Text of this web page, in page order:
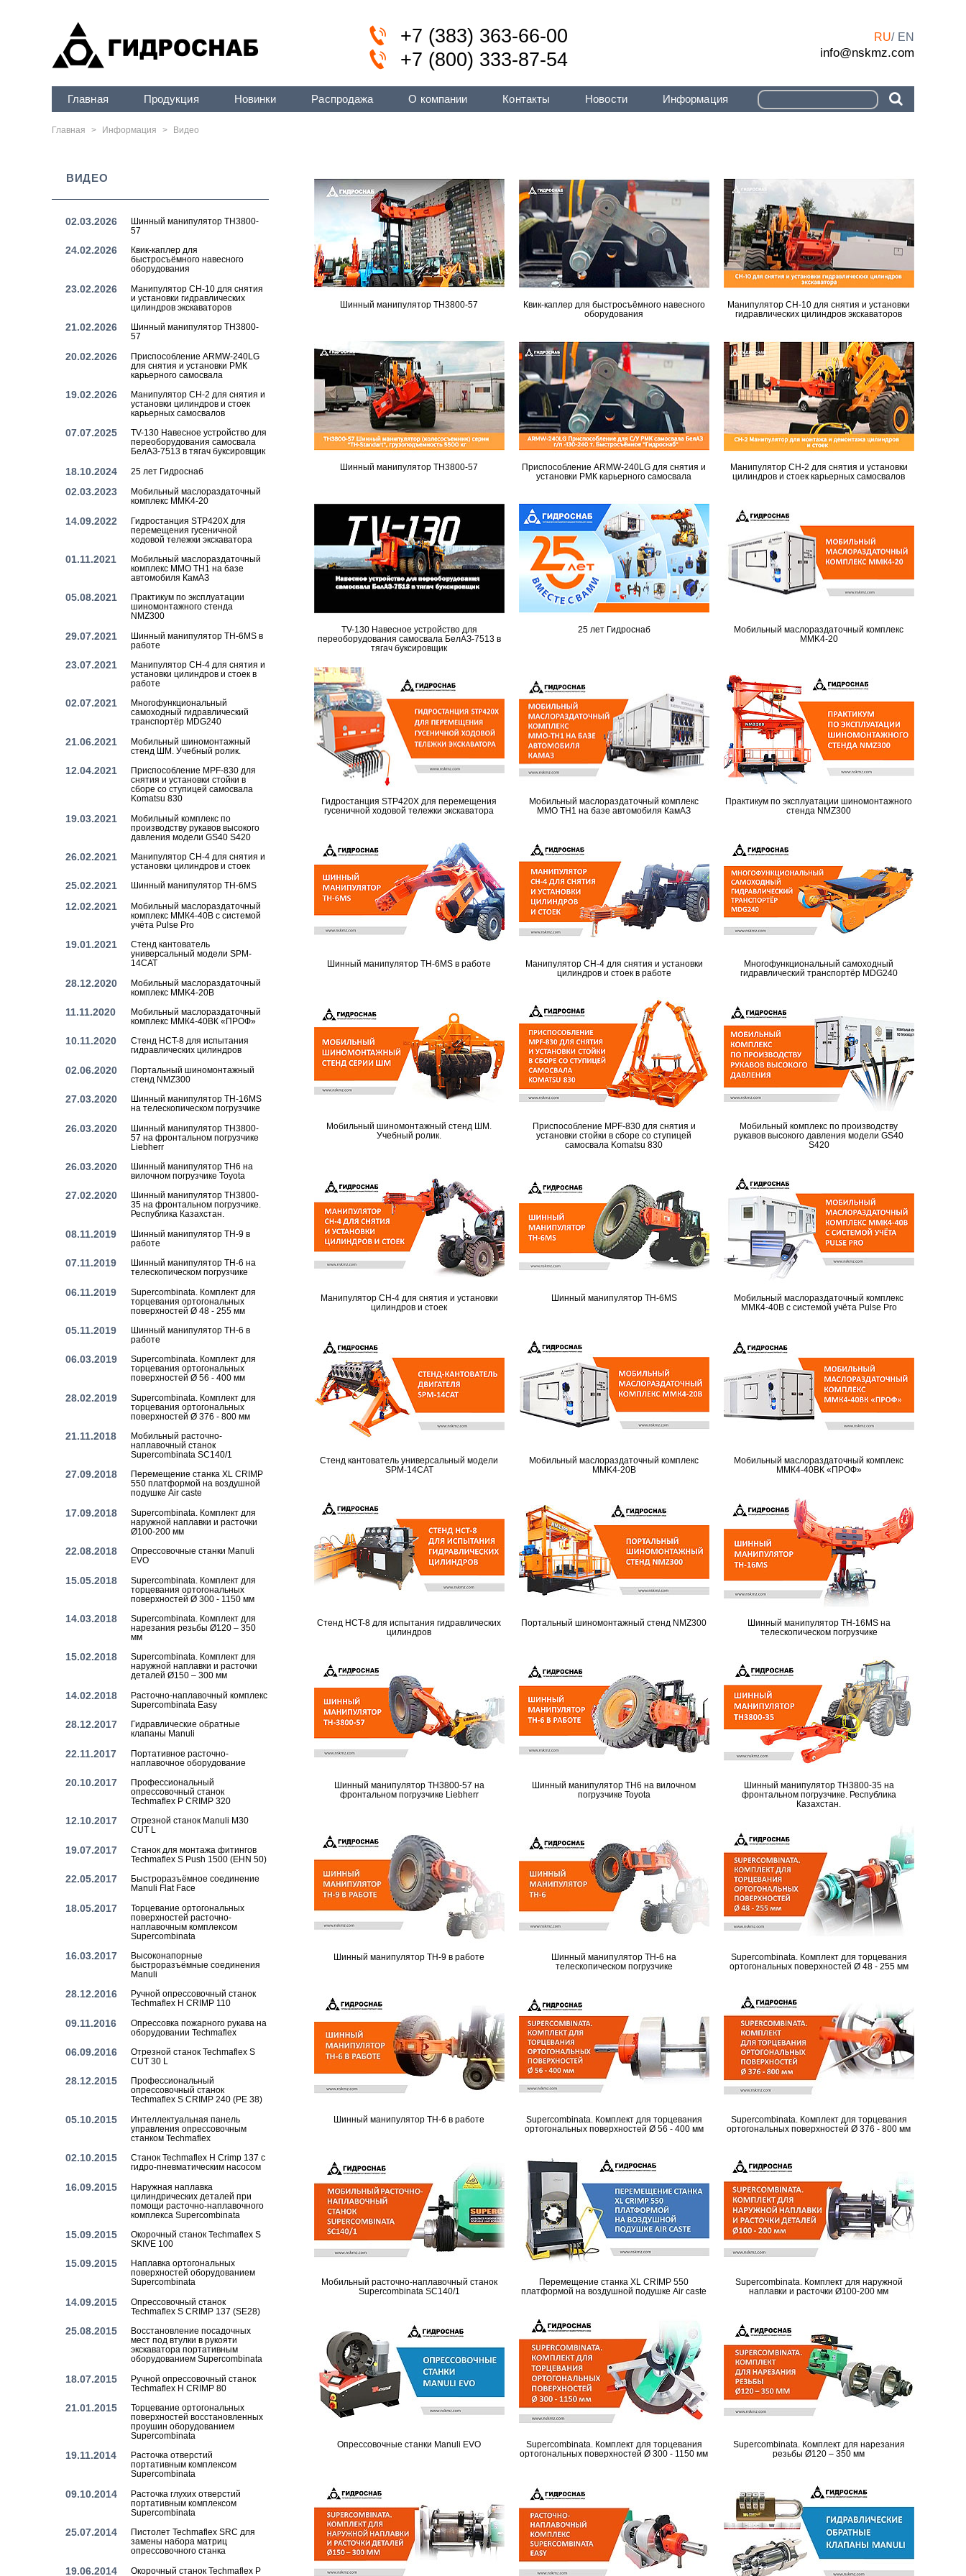
+7 (383) 363-66-00
+7 (800) 333-87-54
RU EN
info@nskmz.com
Главная Продукция Новинки Распродажа О компании Контакты Новости Информация
Главная > Информация > Видео
ВИДЕО
02.03.2026
Шинный манипулятор TH3800-
57
24.02.2026
Квик-каплер для
быстросъёмного навесного
оборудования
23.02.2026
Манипулятор СН-10 для снятия
и установки гидравлических
цилиндров экскаваторов
21.02.2026
Шинный манипулятор TH3800-
57
20.02.2026
Приспособление ARMW-240LG
для снятия и установки РМК
карьерного самосвала
19.02.2026
Манипулятор CH-2 для снятия и
установки цилиндров и стоек
карьерных самосвалов
07.07.2025
TV-130 Навесное устройство для
переоборудования самосвала
БелАЗ-7513 в тягач буксировщик
18.10.2024 25 лет Гидроснаб
02.03.2023
Мобильный маслораздаточный
комплекс MMK4-20
14.09.2022
Гидростанция STP420X для
перемещения гусеничной
ходовой тележки экскаватора
01.11.2021
Мобильный маслораздаточный
комплекс MMO TH1 на базе
автомобиля КамАЗ
05.08.2021
Практикум по эксплуатации
шиномонтажного стенда
NMZ300
29.07.2021
Шинный манипулятор TH-6MS в
работе
23.07.2021
Манипулятор CH-4 для снятия и
установки цилиндров и стоек в
работе
02.07.2021
Многофункциональный
самоходный гидравлический
транспортёр MDG240
21.06.2021
Мобильный шиномонтажный
стенд ШМ. Учебный ролик.
12.04.2021
Приспособление MPF-830 для
снятия и установки стойки в
сборе со ступицей самосвала
Komatsu 830
19.03.2021
Мобильный комплекс по
производству рукавов высокого
давления модели GS40 S420
26.02.2021
Манипулятор CH-4 для снятия и
установки цилиндров и стоек
25.02.2021 Шинный манипулятор TH-6MS
12.02.2021
Мобильный маслораздаточный
комплекс ММК4-40В с системой
учёта Pulse Pro
19.01.2021
Стенд кантователь
универсальный модели SPM-
14CAT
28.12.2020
Мобильный маслораздаточный
комплекс MMK4-20B
11.11.2020
Мобильный маслораздаточный
комплекс ММК4-40ВК «ПРОФ»
10.11.2020
Стенд HCT-8 для испытания
гидравлических цилиндров
02.06.2020
Портальный шиномонтажный
стенд NMZ300
27.03.2020
Шинный манипулятор TH-16MS
на телескопическом погрузчике
26.03.2020
Шинный манипулятор TH3800-
57 на фронтальном погрузчике
Liebherr
26.03.2020
Шинный манипулятор TH6 на
вилочном погрузчике Toyota
27.02.2020
Шинный манипулятор TH3800-
35 на фронтальном погрузчике.
Республика Казахстан.
08.11.2019
Шинный манипулятор TH-9 в
работе
07.11.2019
Шинный манипулятор TH-6 на
телескопическом погрузчике
06.11.2019
Supercombinata. Комплект для
торцевания ортогональных
поверхностей Ø 48 - 255 мм
05.11.2019
Шинный манипулятор TH-6 в
работе
06.03.2019
Supercombinata. Комплект для
торцевания ортогональных
поверхностей Ø 56 - 400 мм
28.02.2019
Supercombinata. Комплект для
торцевания ортогональных
поверхностей Ø 376 - 800 мм
21.11.2018
Мобильный расточно-
наплавочный станок
Supercombinata SC140/1
27.09.2018
Перемещение станка XL CRIMP
550 платформой на воздушной
подушке Air caste
17.09.2018
Supercombinata. Комплект для
наружной наплавки и расточки
Ø100-200 мм
22.08.2018
Опрессовочные станки Manuli
EVO
15.05.2018
Supercombinata. Комплект для
торцевания ортогональных
поверхностей Ø 300 - 1150 мм
14.03.2018
Supercombinata. Комплект для
нарезания резьбы Ø120 – 350
мм
15.02.2018
Supercombinata. Комплект для
наружной наплавки и расточки
деталей Ø150 – 300 мм
14.02.2018
Расточно-наплавочный комплекс
Supercombinata Easy
28.12.2017
Гидравлические обратные
клапаны Manuli
22.11.2017
Портативное расточно-
наплавочное оборудование
20.10.2017
Профессиональный
опрессовочный станок
Techmaflex P CRIMP 320
12.10.2017
Отрезной станок Manuli M30
CUT L
19.07.2017
Станок для монтажа фитингов
Techmaflex S Push 1500 (EHN 50)
22.05.2017
Быстроразъёмное соединение
Manuli Flat Face
18.05.2017
Торцевание ортогональных
поверхностей расточно-
наплавочным комплексом
Supercombinata
16.03.2017
Высоконапорные
быстроразъёмные соединения
Manuli
28.12.2016
Ручной опрессовочный станок
Techmaflex H CRIMP 110
09.11.2016
Опрессовка пожарного рукава на
оборудовании Techmaflex
06.09.2016
Отрезной станок Techmaflex S
CUT 30 L
28.12.2015
Профессиональный
опрессовочный станок
Techmaflex S CRIMP 240 (PE 38)
05.10.2015
Интеллектуальная панель
управления опрессовочным
станком Techmaflex
02.10.2015
Станок Techmaflex H Crimp 137 с
гидро-пневматическим насосом
16.09.2015
Наружная наплавка
цилиндрических деталей при
помощи расточно-наплавочного
комплекса Supercombinata
15.09.2015
Окорочный станок Techmaflex S
SKIVE 100
15.09.2015
Наплавка ортогональных
поверхностей оборудованием
Supercombinata
14.09.2015
Опрессовочный станок
Techmaflex S CRIMP 137 (SE28)
25.08.2015
Восстановление посадочных
мест под втулки в рукояти
экскаватора портативным
оборудованием Supercombinata
18.07.2015
Ручной опрессовочный станок
Techmaflex H CRIMP 80
21.01.2015
Торцевание ортогональных
поверхностей восстановленных
проушин оборудованием
Supercombinata
19.11.2014
Расточка отверстий
портативным комплексом
Supercombinata
09.10.2014
Расточка глухих отверстий
портативным комплексом
Supercombinata
25.07.2014
Пистолет Techmaflex SRC для
замены набора матриц
опрессовочного станка
19.06.2014
Окорочный станок Techmaflex P
Шинный манипулятор TH3800-57
Квик-каплер для быстросъёмного навесного
оборудования
Манипулятор СН-10 для снятия и установки
гидравлических цилиндров экскаваторов
Шинный манипулятор TH3800-57
Приспособление ARMW-240LG для снятия и
установки РМК карьерного самосвала
Манипулятор CH-2 для снятия и установки
цилиндров и стоек карьерных самосвалов
TV-130 Навесное устройство для
переоборудования самосвала БелАЗ-7513 в
тягач буксировщик
25 лет Гидроснаб
Мобильный маслораздаточный комплекс
MMK4-20
Гидростанция STP420X для перемещения
гусеничной ходовой тележки экскаватора
Мобильный маслораздаточный комплекс
MMO TH1 на базе автомобиля КамАЗ
Практикум по эксплуатации шиномонтажного
стенда NMZ300
Шинный манипулятор TH-6MS в работе
Манипулятор CH-4 для снятия и установки
цилиндров и стоек в работе
Многофункциональный самоходный
гидравлический транспортёр MDG240
Мобильный шиномонтажный стенд ШМ.
Учебный ролик.
Приспособление MPF-830 для снятия и
установки стойки в сборе со ступицей
самосвала Komatsu 830
Мобильный комплекс по производству
рукавов высокого давления модели GS40
S420
Манипулятор CH-4 для снятия и установки
цилиндров и стоек
Шинный манипулятор TH-6MS
Мобильный маслораздаточный комплекс
ММК4-40В с системой учёта Pulse Pro
Стенд кантователь универсальный модели
SPM-14CAT
Мобильный маслораздаточный комплекс
MMK4-20B
Мобильный маслораздаточный комплекс
ММК4-40ВК «ПРОФ»
Стенд HCT-8 для испытания гидравлических
цилиндров
Портальный шиномонтажный стенд NMZ300
Шинный манипулятор TH-16MS на
телескопическом погрузчике
Шинный манипулятор TH3800-57 на
фронтальном погрузчике Liebherr
Шинный манипулятор TH6 на вилочном
погрузчике Toyota
Шинный манипулятор TH3800-35 на
фронтальном погрузчике. Республика
Казахстан.
Шинный манипулятор TH-9 в работе
Шинный манипулятор TH-6 на
телескопическом погрузчике
Supercombinata. Комплект для торцевания
ортогональных поверхностей Ø 48 - 255 мм
Шинный манипулятор TH-6 в работе
Supercombinata. Комплект для торцевания
ортогональных поверхностей Ø 56 - 400 мм
Supercombinata. Комплект для торцевания
ортогональных поверхностей Ø 376 - 800 мм
Мобильный расточно-наплавочный станок
Supercombinata SC140/1
Перемещение станка XL CRIMP 550
платформой на воздушной подушке Air caste
Supercombinata. Комплект для наружной
наплавки и расточки Ø100-200 мм
Опрессовочные станки Manuli EVO
Supercombinata. Комплект для торцевания
ортогональных поверхностей Ø 300 - 1150 мм
Supercombinata. Комплект для нарезания
резьбы Ø120 – 350 мм